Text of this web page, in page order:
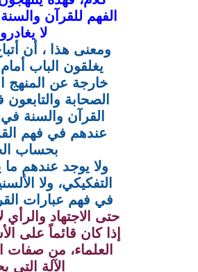
الفهم للقرآن
لا
ومعنى هذا ، أن
يغلقون الباب
خارجة عن المنهج
الصحابة
القرآن والسنة في
عندهم في فهم
بحساب
ولا يوجد عندهم
التفكيكي، ولا
في فهم عبارات
حتى الاجتهاد والرأي
إذا كان قائماً على
العلماء، من صفات
الآلة التي